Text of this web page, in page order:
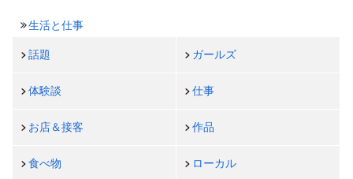
生活と仕事
話題 ガールズ
体験談 仕事
お店＆接客 作品
食べ物 ローカル